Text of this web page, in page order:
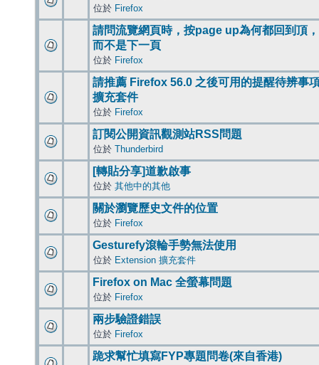
位於 Firefox
請問流覽網頁時，按page up為何都回到頂，
而不是下一頁
位於 Firefox
請推薦 Firefox 56.0 之後可用的提醒待辨事
擴充套件
位於 Firefox
訂閱公開資訊觀測站RSS問題
位於 Thunderbird
[轉貼分享]道歉啟事
位於 其他中的其他
關於瀏覽歷史文件的位置
位於 Firefox
Gesturefy滾輪手勢無法使用
位於 Extension 擴充套件
Firefox on Mac 全螢幕問題
位於 Firefox
兩步驗證錯誤
位於 Firefox
跪求幫忙填寫FYP專題問卷(來自香港)